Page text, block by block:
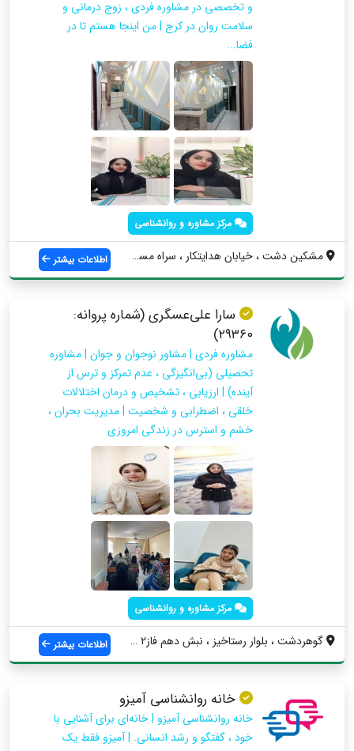
و تخصصی در مشاوره فردی ، زوج درمانی و
سلامت روان در کرج | من اینجا هستم تا در
فضا...
مرکز مشاوره و روانشناسی
مشکین دشت ، خیابان هدایتکار ، سراه مسجد ... اطلاعات بیشتر
سارا علی‌عسگری (شماره پروانه:
۲۹۳۶۰)
مشاوره فردی | مشاور نوجوان و جوان | مشاوره
تحصیلی (بی‌انگیزگی ، عدم تمرکز و ترس از
آینده) | ارزیابی ، تشخیص و درمان اختلالات
خلقی ، اضطرابی و شخصیت | مدیریت بحران ،
خشم و استرس در زندگی امروزی
مرکز مشاوره و روانشناسی
گوهردشت ، بلوار رستاخیز ، نبش دهم فاز۲ ،... اطلاعات بیشتر
خانه روانشناسی آمیزو
خانه روانشناسی آمیزو | خانه‌ای برای آشنایی با
خود ، گفتگو و رشد انسانی. | آمیزو فقط یک